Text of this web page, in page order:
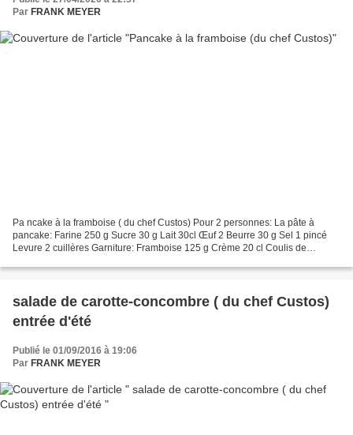
Par FRANK MEYER
Pa ncake à la framboise ( du chef Custos) Pour 2 personnes: La pâte à
pancake: Farine 250 g Sucre 30 g Lait 30cl Œuf 2 Beurre 30 g Sel 1 pincé
Levure 2 cuillères Garniture: Framboise 125 g Crème 20 cl Coulis de
salade de carotte-concombre ( du chef Custos)
entrée d'été
Publié le 01/09/2016 à 19:06
Par FRANK MEYER